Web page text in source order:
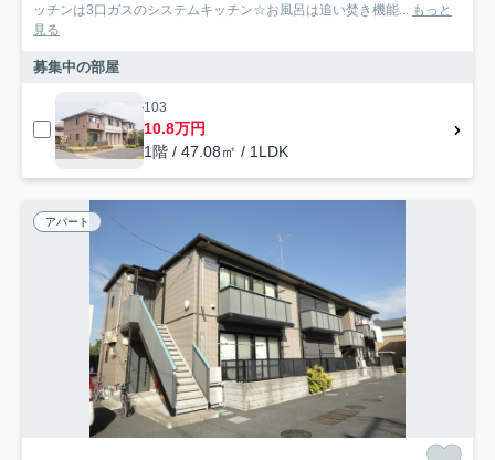
ッチンは3口ガスのシステムキッチン☆お風呂は追い焚き機能... もっと
見る
募集中の部屋
103
10.8万円
1階 / 47.08㎡ / 1LDK
アパート